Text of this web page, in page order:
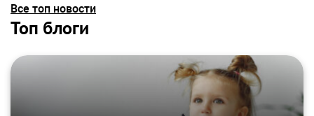
Все топ новости
Топ блоги